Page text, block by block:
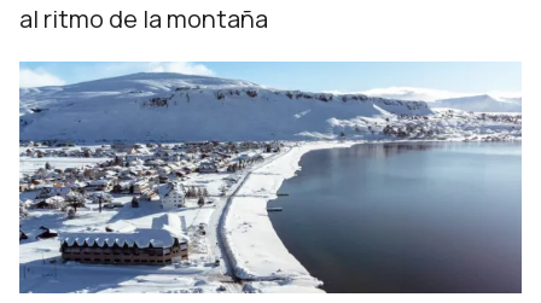
al ritmo de la montaña